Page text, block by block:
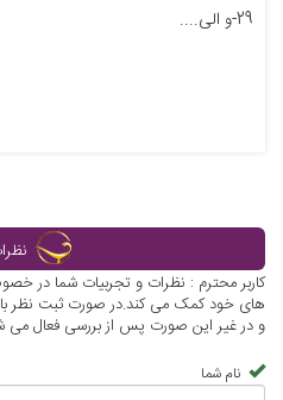
29-و الی....
کاربر محترم : نظرات و تجربیات شما در
های خود کمک می کند.در صورت ثبت نظر با
و در غیر این صورت پس از بررسی فعال می
نام شما